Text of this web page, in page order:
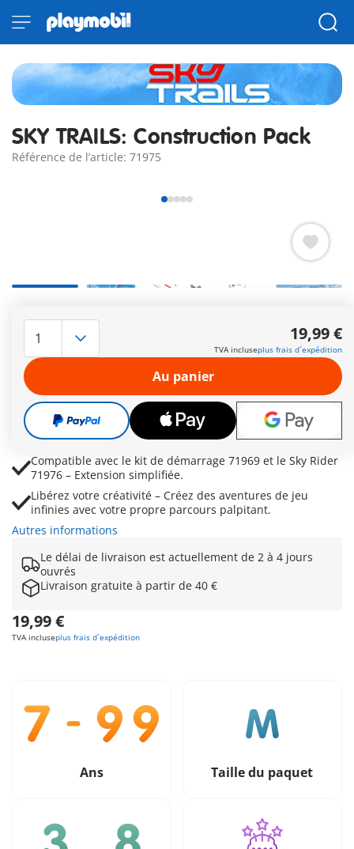
SKY TRAILS: Construction Pack
Référence de l’article: 71975
plus hauts, plus longs et plus raides pour une action
encore plus intense.
Comprend 26 éléments de construction – Ajoutez des
pieds, des tubes, des rails, des clips et plus encore pour
créer des circuits personnalisés.
Augmentez la vitesse et le plaisir – Concevez des parcours
plus rapides grâce à de nouvelles pièces flexibles et
dynamiques.
Compatible avec le kit de démarrage 71969 et le Sky Rider
71976 – Extension simplifiée.
Libérez votre créativité – Créez des aventures de jeu
infinies avec votre propre parcours palpitant.
Autres informations
Le délai de livraison est actuellement de 2 à 4 jours
ouvrés
Livraison gratuite à partir de 40 €
19,99 €
TVA incluseplus frais d´expédition
19,99 €
TVA incluseplus frais d´expédition
Au panier
Ans Taille du paquet